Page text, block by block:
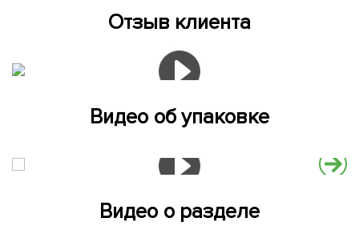
Отзыв клиента
Видео об упаковке
Видео о разделе